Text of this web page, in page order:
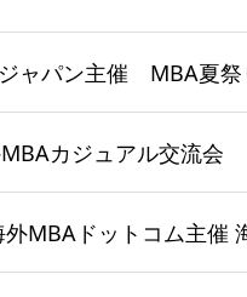
ャパン主催 MBA夏祭
カジュアル交流会
外MBAドットコム主催